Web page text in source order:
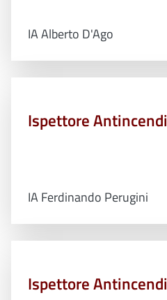
IA Alberto D'Ago
Ispettore Antincendi
IA Ferdinando Perugini
Ispettore Antincendi